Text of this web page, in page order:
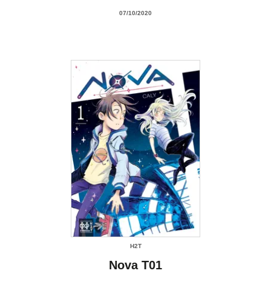
07/10/2020
H2T
Nova T01